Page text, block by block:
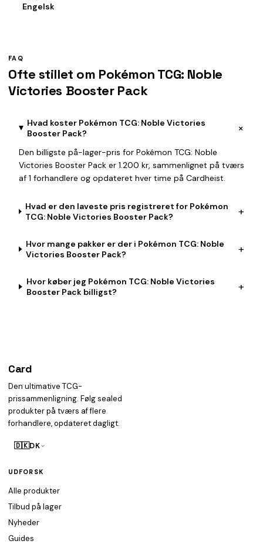
Engelsk
FAQ
Ofte stillet om Pokémon TCG: Noble
Victories Booster Pack
Hvad koster Pokémon TCG: Noble Victories
Booster Pack?
+
Den billigste på-lager-pris for Pokémon TCG: Noble
Victories Booster Pack er 1.200 kr, sammenlignet på tværs
af 1 forhandlere og opdateret hver time på Cardheist.
Hvad er den laveste pris registreret for Pokémon
TCG: Noble Victories Booster Pack?
+
Hvor mange pakker er der i Pokémon TCG: Noble
Victories Booster Pack?
+
Hvor køber jeg Pokémon TCG: Noble Victories
Booster Pack billigst?
+
Card
Den ultimative TCG-
prissammenligning. Følg sealed
produkter på tværs af flere
forhandlere, opdateret dagligt.
🇩🇰DK
UDFORSK
Alle produkter
Tilbud på lager
Nyheder
Guides